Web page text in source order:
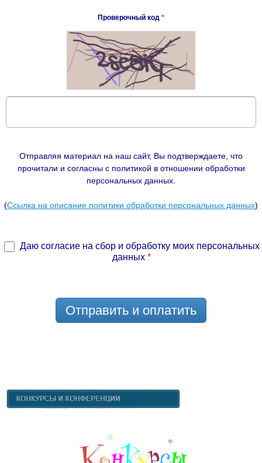
Проверочный код *
Отправляя материал на наш сайт, Вы подтверждаете, что
прочитали и согласны с политикой в отношении обработки
персональных данных.
(Ссылка на описание политики обработки персональных данных)
Даю согласие на сбор и обработку моих персональных
данных *
Отправить и оплатить